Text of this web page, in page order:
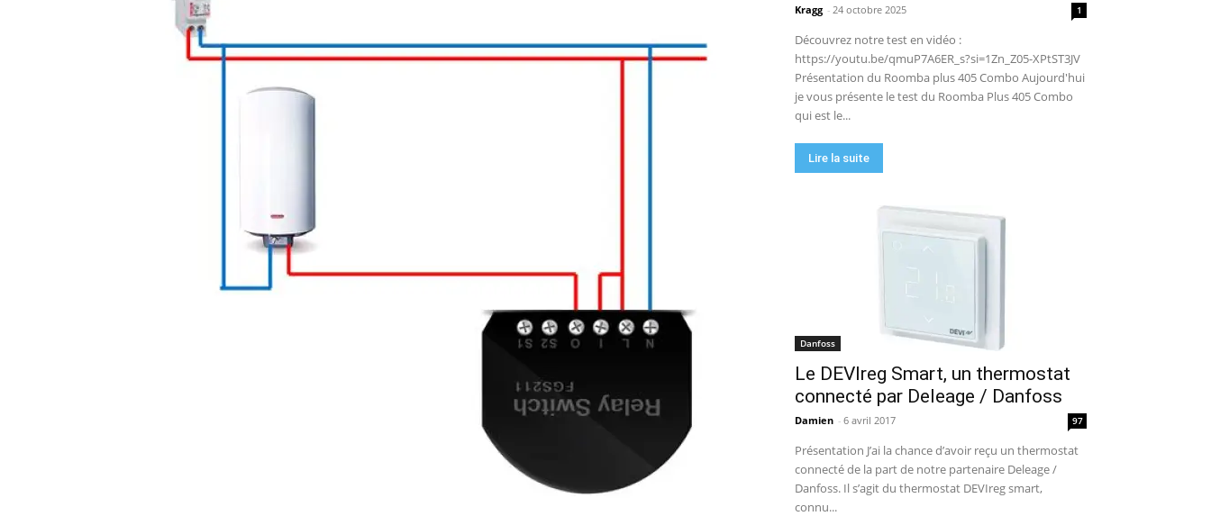
Kragg - 24 octobre 2025 1
Découvrez notre test en vidéo :
https://youtu.be/qmuP7A6ER_s?si=1Zn_Z05-XPtST3JV
Présentation du Roomba plus 405 Combo Aujourd'hui
je vous présente le test du Roomba Plus 405 Combo
qui est le...
Lire la suite
Danfoss
Le DEVIreg Smart, un thermostat
connecté par Deleage / Danfoss
Damien - 6 avril 2017 97
Présentation J’ai la chance d’avoir reçu un thermostat
connecté de la part de notre partenaire Deleage /
Danfoss. Il s’agit du thermostat DEVIreg smart,
connu...